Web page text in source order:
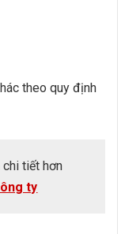
theo quy định
chi tiết hơn
ty